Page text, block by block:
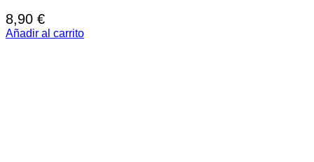
8,90 €
Añadir al carrito